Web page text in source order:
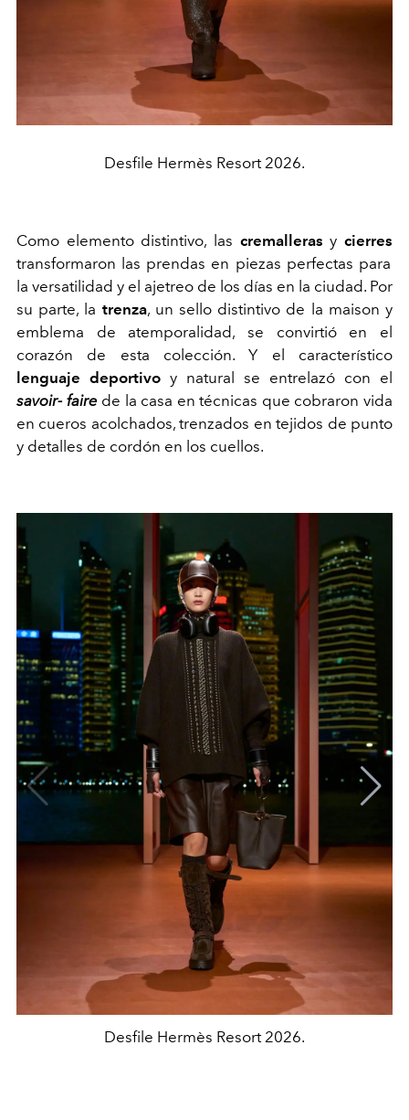
Desfile Hermès Resort 2026.
Como elemento distintivo, las cremalleras ycierres
transformaron las prendas en piezas perfectas para
la versatilidad y el ajetreo de los días en la ciudad. Por
su parte, la trenza, un sello distintivo de la maison y
emblema de atemporalidad, se convirtió en el
corazón de esta colección. Y el característico
lenguaje deportivo y natural se entrelazó con el
savoir- faire de la casa en técnicas que cobraron vida
en cueros acolchados, trenzados en tejidos de punto
y detalles de cordón en los cuellos.
Desfile Hermès Resort 2026.